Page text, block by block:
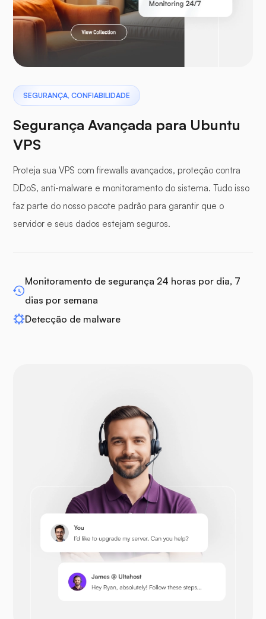
Laravel
Pterodáctilo
Painel de buffer
Opencart
Prestashop
Nextcloud
SEGURANÇA, CONFIABILIDADE
Segurança Avançada para Ubuntu
VPS
Proteja sua VPS com firewalls avançados, proteção contra
DDoS, anti-malware e monitoramento do sistema. Tudo isso
faz parte do nosso pacote padrão para garantir que o
servidor e seus dados estejam seguros.
Monitoramento de segurança 24 horas por dia, 7
dias por semana
Detecção de malware